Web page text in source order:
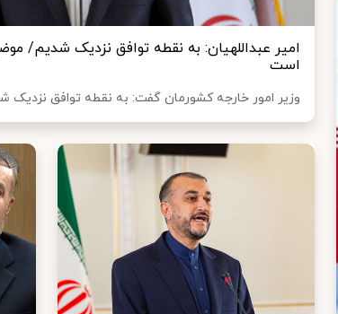
امیر عبداللهیان: به نقطه توافق نزدیک شدیم/
است
وزیر امور خارجه کشورمان گفت: به نقطه توافق نزدیک